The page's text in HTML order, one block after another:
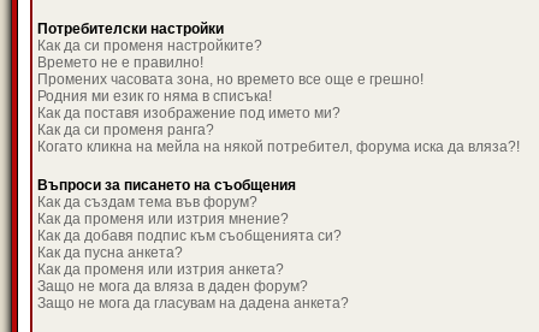
Потребителски настройки
Как да си променя настройките?
Времето не е правилно!
Промених часовата зона, но времето все още е грешно!
Родния ми език го няма в списъка!
Как да поставя изображение под името ми?
Как да си променя ранга?
Когато кликна на мейла на някой потребител, форума иска да вляза?!
Въпроси за писането на съобщения
Как да създам тема във форум?
Как да променя или изтрия мнение?
Как да добавя подпис към съобщенията си?
Как да пусна анкета?
Как да променя или изтрия анкета?
Защо не мога да вляза в даден форум?
Защо не мога да гласувам на дадена анкета?